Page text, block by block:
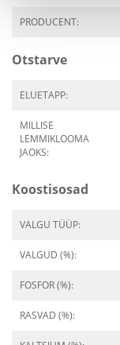
PRODUCENT:
Otstarve
ELUETAPP:
MILLISE
LEMMIKLOOMA
JAOKS:
Koostisosad
VALGU TÜÜP:
VALGUD (%):
FOSFOR (%):
RASVAD (%):